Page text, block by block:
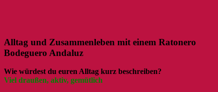
Alltag und Zusammenleben mit einem Ratonero
Bodeguero Andaluz
Wie würdest du euren Alltag kurz beschreiben?
Viel draußen, aktiv, gemütlich